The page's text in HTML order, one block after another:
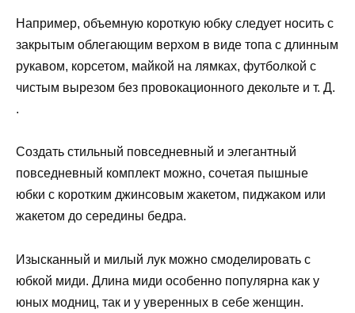
Например, объемную короткую юбку следует носить с
закрытым облегающим верхом в виде топа с длинным
рукавом, корсетом, майкой на лямках, футболкой с
чистым вырезом без провокационного декольте и т. Д.
.
Создать стильный повседневный и элегантный
повседневный комплект можно, сочетая пышные
юбки с коротким джинсовым жакетом, пиджаком или
жакетом до середины бедра.
Изысканный и милый лук можно смоделировать с
юбкой миди. Длина миди особенно популярна как у
юных модниц, так и у уверенных в себе женщин.